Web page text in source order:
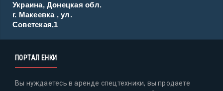
Украина, Донецкая обл.
г. Макеевка , ул.
Советская,1
ПОРТАЛ ЕНКИ
Вы нуждаетесь в аренде спецтехники, вы продаете